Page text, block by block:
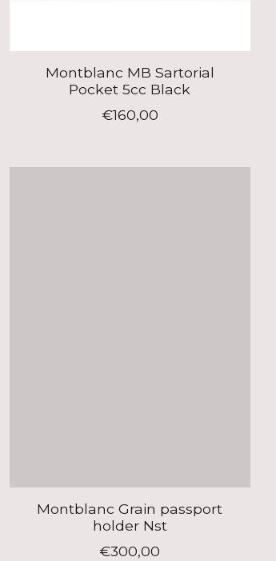
Montblanc MB Sartorial
Pocket 5cc Black
€160,00
Montblanc Grain passport
holder Nst
€300,00